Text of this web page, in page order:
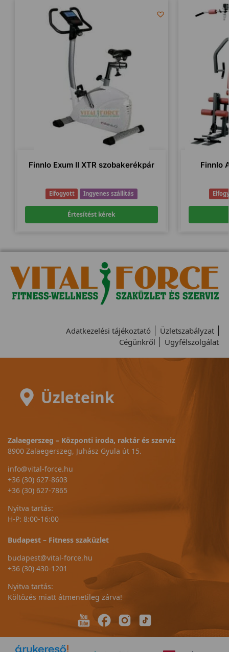
Finnlo Exum II XTR szobakerékpár
Elfogyott Ingyenes szállítás
Értesítést kérek
Finnlo
Adatkezelési tájékoztató
Üzletszabályzat
Cégünkről
Ügyfélszolgálat
Üzleteink
Zalaegerszeg – Központi iroda, raktár és szerviz
8900 Zalaegerszeg, Juhász Gyula út 15.
info@vital-force.hu
+36 (30) 627-8603
+36 (30) 627-7865
Nyitva tartás:
H-P: 8:00-16:00
Budapest – Fitness szaküzlet
budapest@vital-force.hu
+36 (30) 430-1201
Nyitva tartás:
Költözés miatt átmenetileg zárva!